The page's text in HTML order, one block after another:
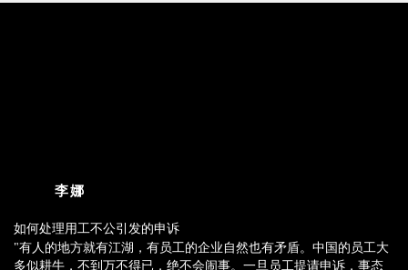
李娜
如何处理用工不公引发的申诉
"有人的地方就有江湖，有员工的企业自然也有矛盾。中国的员工大
多似耕牛，不到万不得已，绝不会闹事。一旦员工提请申诉，事态
"有人的地方就有江湖，有员工的企业自然也有矛盾。中国的员工大
多似耕牛，不到万不得已，绝不会闹事。一旦员工提请申诉，事态
往往已经非常严重，此时，HR应如何应对？在本节课的教学中，我